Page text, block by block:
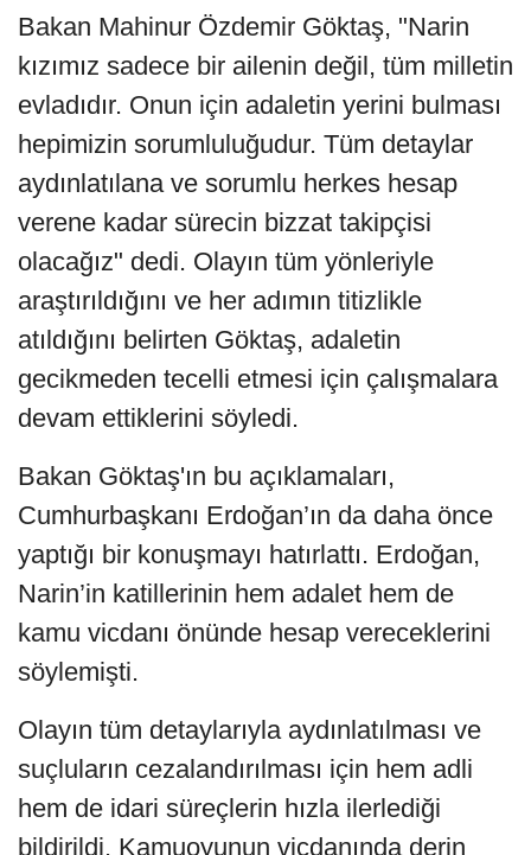
Bakan Mahinur Özdemir Göktaş, "Narin
kızımız sadece bir ailenin değil, tüm milletin
evladıdır. Onun için adaletin yerini bulması
hepimizin sorumluluğudur. Tüm detaylar
aydınlatılana ve sorumlu herkes hesap
verene kadar sürecin bizzat takipçisi
olacağız" dedi. Olayın tüm yönleriyle
araştırıldığını ve her adımın titizlikle
atıldığını belirten Göktaş, adaletin
gecikmeden tecelli etmesi için çalışmalara
devam ettiklerini söyledi.
Bakan Göktaş'ın bu açıklamaları,
Cumhurbaşkanı Erdoğan’ın da daha önce
yaptığı bir konuşmayı hatırlattı. Erdoğan,
Narin’in katillerinin hem adalet hem de
kamu vicdanı önünde hesap vereceklerini
söylemişti.
Olayın tüm detaylarıyla aydınlatılması ve
suçluların cezalandırılması için hem adli
hem de idari süreçlerin hızla ilerlediği
bildirildi. Kamuoyunun vicdanında derin